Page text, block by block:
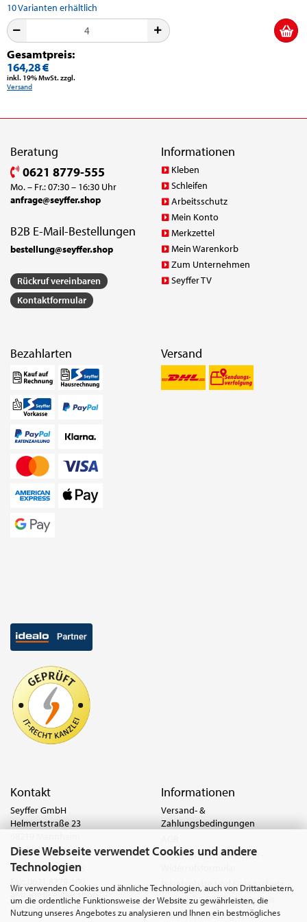
Diese Webseite verwendet Cookies und andere
Technologien
Wir verwenden Cookies und ähnliche Technologien, auch von Drittanbietern,
um die ordentliche Funktionsweise der Website zu gewährleisten, die
Nutzung unseres Angebotes zu analysieren und Ihnen ein bestmögliches
10Varianten erhältlich
Gesamtpreis:
164,28 €
inkl. 19% MwSt. zzgl.
Versand
Beratung
0621 8779-555
Mo. – Fr.: 07:30 – 16:30 Uhr
anfrage@seyffer.shop
B2B E-Mail-Bestellungen
bestellung@seyffer.shop
Rückruf vereinbaren
Kontaktformular
Informationen
Kleben
Schleifen
Arbeitsschutz
Mein Konto
Merkzettel
Mein Warenkorb
Zum Unternehmen
Seyffer TV
Bezahlarten Versand
Kontakt
Seyffer GmbH
Helmertstraße 23
Deutschland
Tel.:0621 8779-555
anfrage@seyffer.shop
www.seyffer-gmbh.de
Informationen
Versand- &
Zahlungsbedingungen
Widerrufsrecht & Muster-
Privatsphäre und Datenschutz
Batterie- & Recyclinghinweis
Abfallvermeidung und